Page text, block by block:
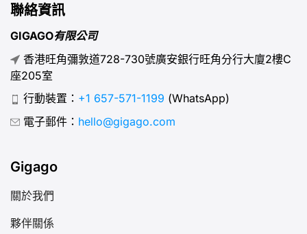
聯絡資訊
GIGAGO有限公司
香港旺角彌敦道728-730號廣安銀行旺角分行大廈2樓C
座205室
行動裝置： +1 657-571-1199 (WhatsApp)
電子郵件： hello@gigago.com
Gigago
關於我們
夥伴關係